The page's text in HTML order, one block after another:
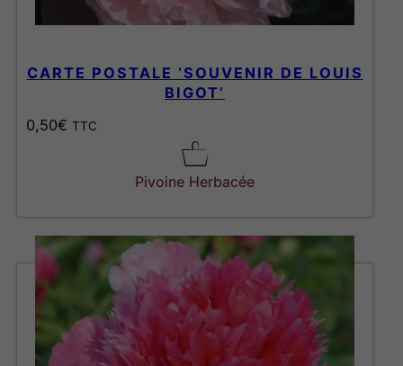
CARTE POSTALE ‘SOUVENIR DE LOUIS
BIGOT’
0,50€ TTC
Pivoine Herbacée